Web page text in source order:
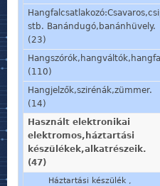
stb. Banándugó,banánhüvely.
(23)
(110)
Hangjelzők,szirénák,zümmer.
(14)
Használt elektronikai
elektromos,háztartási
készülékek,alkatrészeik.
(47)
Háztartási készülék ,